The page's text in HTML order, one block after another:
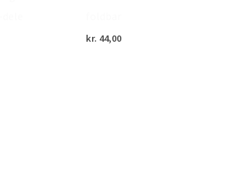
kr. 44,00